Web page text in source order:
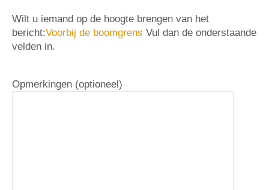
Wilt u iemand op de hoogte brengen van het
bericht:Voorbij de boomgrens Vul dan de onderstaande
velden in.
Opmerkingen (optioneel)